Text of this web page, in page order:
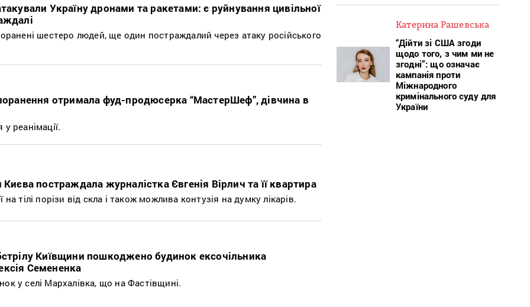
Україну дронами та ракетами: є руйнування цивільної
шестеро людей, ще один постраждалий через атаку російського
отримала фуд-продюсерка “МастерШеф”, дівчина в
реанімації.
постраждала журналістка Євгенія Вірлич та її квартира
тілі порізи від скла і також можлива контузія на думку лікарів.
Київщини пошкоджено будинок ексочільника
Семененка
у селі Мархалівка, що на Фастівщині.
Катерина Рашевська
“Дійти зі США згоди
щодо того, з чим ми не
згодні”: що означає
кампанія проти
Міжнародного
кримінального суду для
України